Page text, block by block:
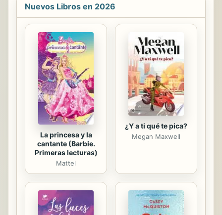
Nuevos Libros en 2026
La princesa y la
cantante (Barbie.
Primeras lecturas)
Mattel
¿Y a ti qué te pica?
Megan Maxwell